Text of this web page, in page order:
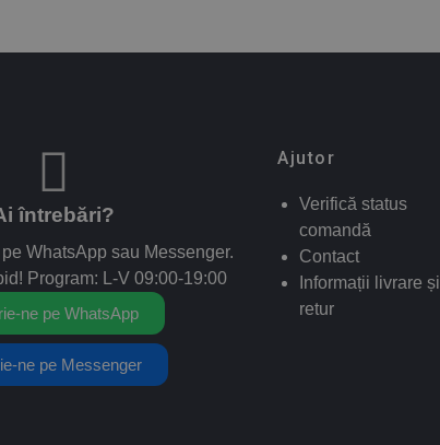
întrebări?
WhatsApp sau Messenger.
Program: L-V 09:00-19:00
ne pe WhatsApp
ne pe Messenger
Ajutor
Verifică status
comandă
Contact
Informații livrare și
retur